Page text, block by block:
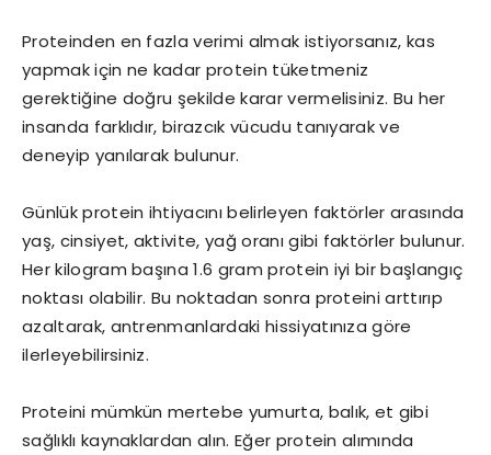
Proteinden en fazla verimi almak istiyorsanız, kas
yapmak için ne kadar protein tüketmeniz
gerektiğine doğru şekilde karar vermelisiniz. Bu her
insanda farklıdır, birazcık vücudu tanıyarak ve
deneyip yanılarak bulunur.
Günlük protein ihtiyacını belirleyen faktörler arasında
yaş, cinsiyet, aktivite, yağ oranı gibi faktörler bulunur.
Her kilogram başına 1.6 gram protein iyi bir başlangıç
noktası olabilir. Bu noktadan sonra proteini arttırıp
azaltarak, antrenmanlardaki hissiyatınıza göre
ilerleyebilirsiniz.
Proteini mümkün mertebe yumurta, balık, et gibi
sağlıklı kaynaklardan alın. Eğer protein alımında